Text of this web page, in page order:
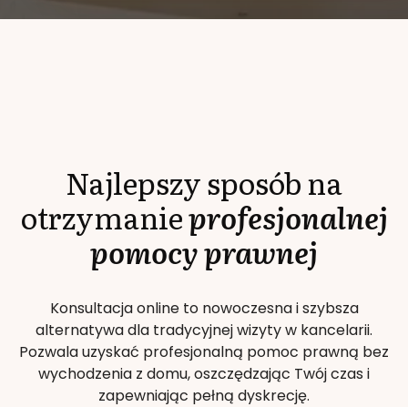
Najlepszy sposób na
otrzymanieprofesjonalnej
pomocy prawnej
Konsultacja online to nowoczesna i szybsza
alternatywa dla tradycyjnej wizyty w kancelarii.
Pozwala uzyskać profesjonalną pomoc prawną bez
wychodzenia z domu, oszczędzając Twój czas i
zapewniając pełną dyskrecję.